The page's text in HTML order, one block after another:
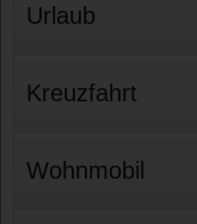
Urlaub
Kreuzfahrt
Wohnmobil